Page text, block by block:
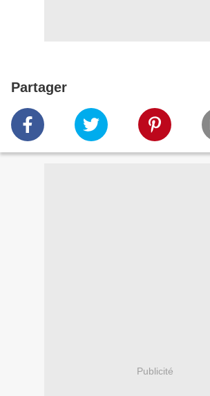
Partager
Publicité